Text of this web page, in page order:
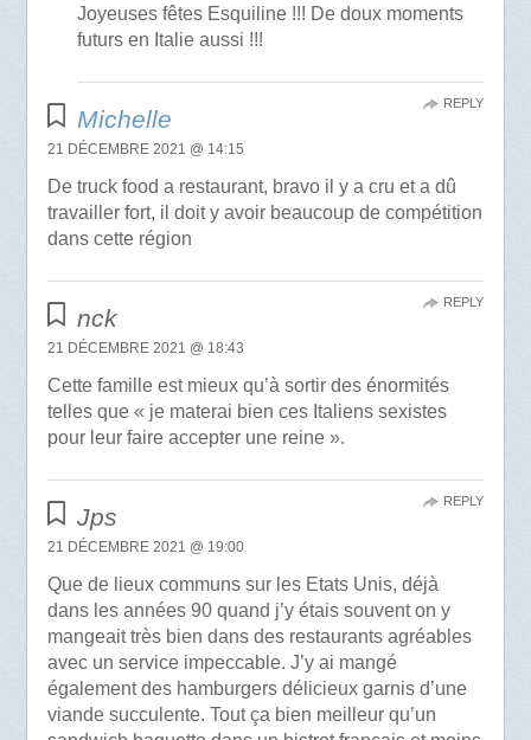
Joyeuses fêtes Esquiline !!! De doux moments
futurs en Italie aussi !!!
Michelle
21 DÉCEMBRE 2021 @ 14:15
De truck food a restaurant, bravo il y a cru et a dû
travailler fort, il doit y avoir beaucoup de compétition
dans cette région
REPLY
nck
21 DÉCEMBRE 2021 @ 18:43
Cette famille est mieux qu’à sortir des énormités
telles que « je materai bien ces Italiens sexistes
pour leur faire accepter une reine ».
REPLY
Jps
21 DÉCEMBRE 2021 @ 19:00
Que de lieux communs sur les Etats Unis, déjà
dans les années 90 quand j’y étais souvent on y
mangeait très bien dans des restaurants agréables
avec un service impeccable. J’y ai mangé
également des hamburgers délicieux garnis d’une
viande succulente. Tout ça bien meilleur qu’un
REPLY